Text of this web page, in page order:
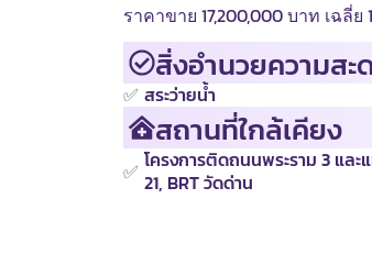
ราคาขาย 17,200,000 บาท เฉลี่ย
สิ่งอำนวยความสะ
✅ สระว่ายน้ำ
สถานที่ใกล้เคียง
✅ โครงการติดถนนพระราม 3 และ
21, BRT วัดด่าน